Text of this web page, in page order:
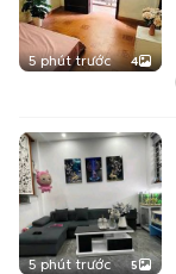
5 phút trước 4
5 phút trước 5